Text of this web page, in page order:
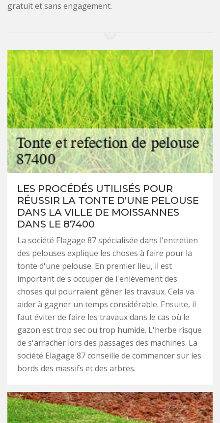
gratuit et sans engagement.
LES PROCÉDÉS UTILISÉS POUR
RÉUSSIR LA TONTE D'UNE PELOUSE
DANS LA VILLE DE MOISSANNES
DANS LE 87400
La société Elagage 87 spécialisée dans l'entretien
des pelouses explique les choses à faire pour la
tonte d'une pelouse. En premier lieu, il est
important de s'occuper de l'enlèvement des
choses qui pourraient gêner les travaux. Cela va
aider à gagner un temps considérable. Ensuite, il
faut éviter de faire les travaux dans le cas où le
gazon est trop sec ou trop humide. L'herbe risque
de s'arracher lors des passages des machines. La
société Elagage 87 conseille de commencer sur les
bords des massifs et des arbres.